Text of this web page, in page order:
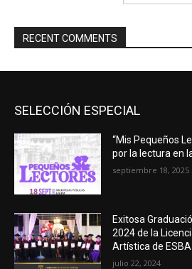
RECENT COMMENTS
SELECCIÓN ESPECIAL
“Mis Pequeños
por la lectura en
septiembre 18, 2025
Exitosa
2024 de la
Artística de ESBA
julio 22, 2024